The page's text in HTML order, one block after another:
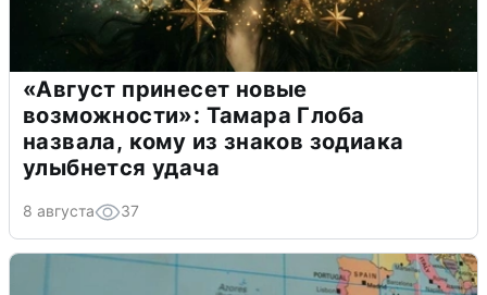
«Август принесет новые
возможности»: Тамара Глоба
назвала, кому из знаков зодиака
улыбнется удача
8 августа 37